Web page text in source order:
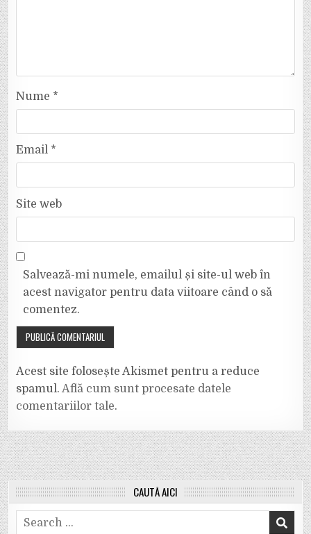
Nume *
Email *
Site web
Salvează-mi numele, emailul și site-ul web în
acest navigator pentru data viitoare când o să
comentez.
Acest site folosește Akismet pentru a reduce
spamul.Află cum sunt procesate datele
comentariilor tale.
CAUTĂ AICI
Search